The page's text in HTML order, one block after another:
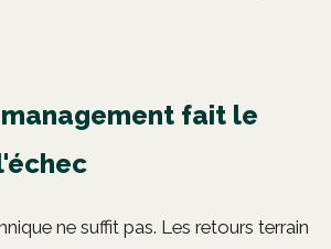
fait le
ne suffit pas. Les retours terrain